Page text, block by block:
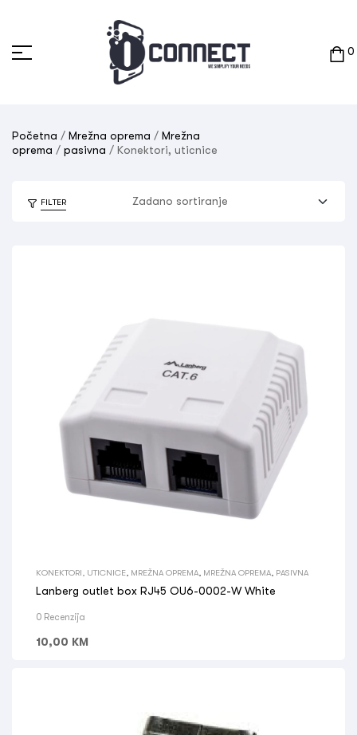
0
Početna / Mrežna oprema / Mrežna
oprema / pasivna / Konektori, uticnice
FILTER
KONEKTORI, UTICNICE MREŽNA OPREMA MREŽNA OPREMA PASIVNA
Lanberg outlet box RJ45 OU6-0002-W White
0 Recenzija
10,00 KM